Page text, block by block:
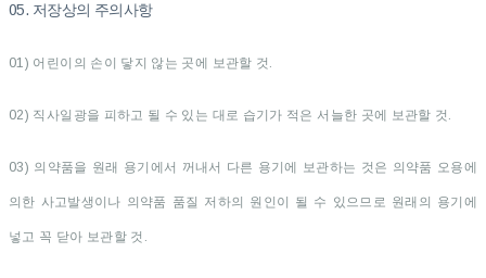
05. 저장상의 주의사항
01) 어린이의 손이 닿지 않는 곳에 보관할 것.
02) 직사일광을 피하고 될 수 있는 대로 습기가 적은 서늘한 곳에 보관할 것.
03) 의약품을 원래 용기에서 꺼내서 다른 용기에 보관하는 것은 의약품 오용에
의한 사고발생이나 의약품 품질 저하의 원인이 될 수 있으므로 원래의 용기에
넣고 꼭 닫아 보관할 것.